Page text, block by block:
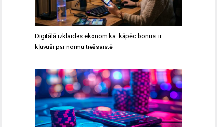
Digitālā izklaides ekonomika: kāpēc bonusi ir
kļuvuši par normu tiešsaistē